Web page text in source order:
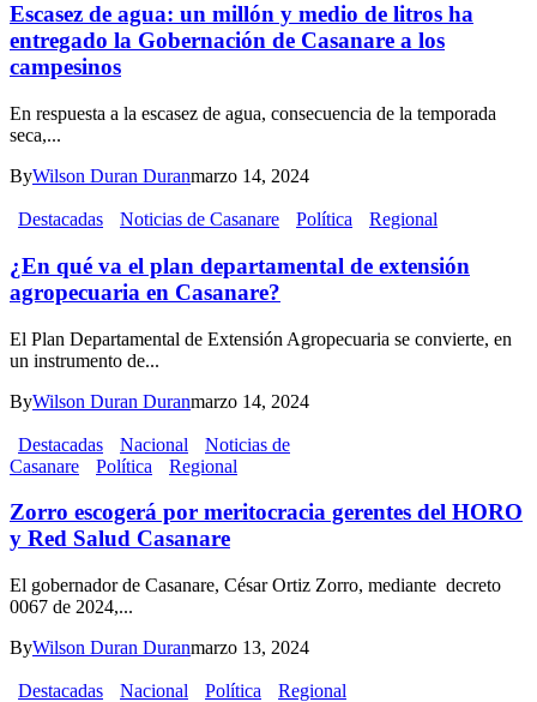
Escasez de agua: un millón y medio de litros ha
entregado la Gobernación de Casanare a los
campesinos
En respuesta a la escasez de agua, consecuencia de la temporada
seca,...
ByWilson Duran Duranmarzo 14, 2024
Destacadas Noticias de Casanare Política Regional
¿En qué va el plan departamental de extensión
agropecuaria en Casanare?
El Plan Departamental de Extensión Agropecuaria se convierte, en
un instrumento de...
ByWilson Duran Duranmarzo 14, 2024
Destacadas Nacional
Noticias de
Casanare
Política Regional
Zorro escogerá por meritocracia gerentes del HORO
y Red Salud Casanare
El gobernador de Casanare, César Ortiz Zorro, mediante decreto
0067 de 2024,...
ByWilson Duran Duranmarzo 13, 2024
Destacadas Nacional Política Regional